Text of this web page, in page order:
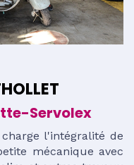
Servolex
l'intégralité de
mécanique avec